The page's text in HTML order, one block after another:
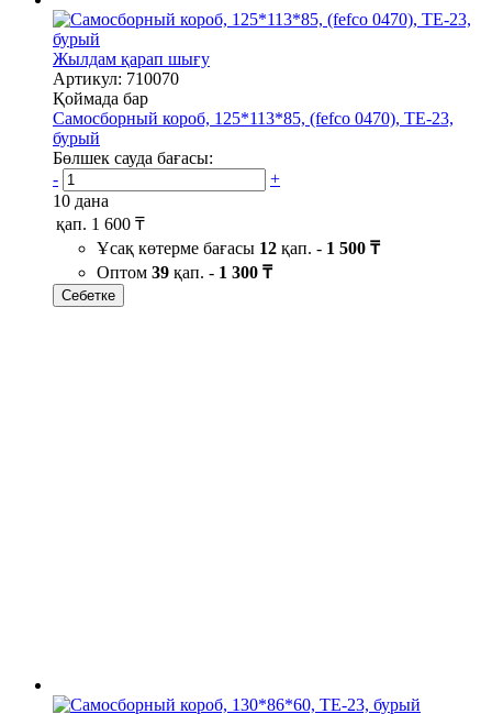
Жылдам қарап шығу
Артикул: 710070
Қоймада бар
Самосборный короб, 125*113*85, (fefco 0470), ТЕ-23,
бурый
Бөлшек сауда бағасы:
-
+
10 дана
қап. 1 600 ₸
Ұсақ көтерме бағасы 12 қап. - 1 500 ₸
Оптом 39 қап. - 1 300 ₸
Себетке